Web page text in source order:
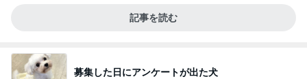
記事を読む
募集した日にアンケートが出た犬